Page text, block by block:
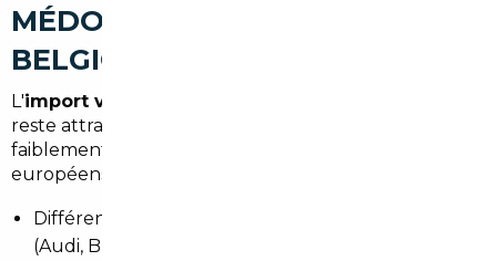
MÉDOC : ALLEMAGNE,
BELGIQUE ET EUROPE
L'import voiture Allemagne Le Taillan-Médoc
reste attractif pour des modèles bien équipés et
faiblement kilométrés. La Belgique et d'autres pays
européens offrent aussi des opportunités :
Différences de prix : certains modèles premium
(Audi, BMW, Mercedes) ou hybrides sont souvent